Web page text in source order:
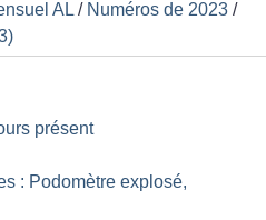
AL / Numéros de 2023 /
présent
: Podomètre explosé,